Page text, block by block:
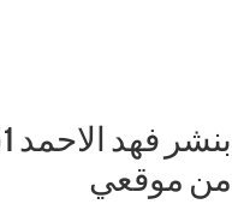
من موقعي